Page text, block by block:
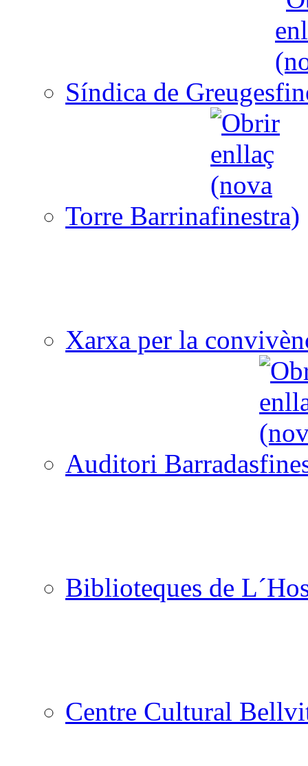
Síndica de Greuges
Torre Barrina
Xarxa per la
Auditori Barradas
Biblioteques de
Centre Cultural